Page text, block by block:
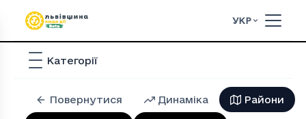
УКР
Категорії
Повернутися Динаміка Райони